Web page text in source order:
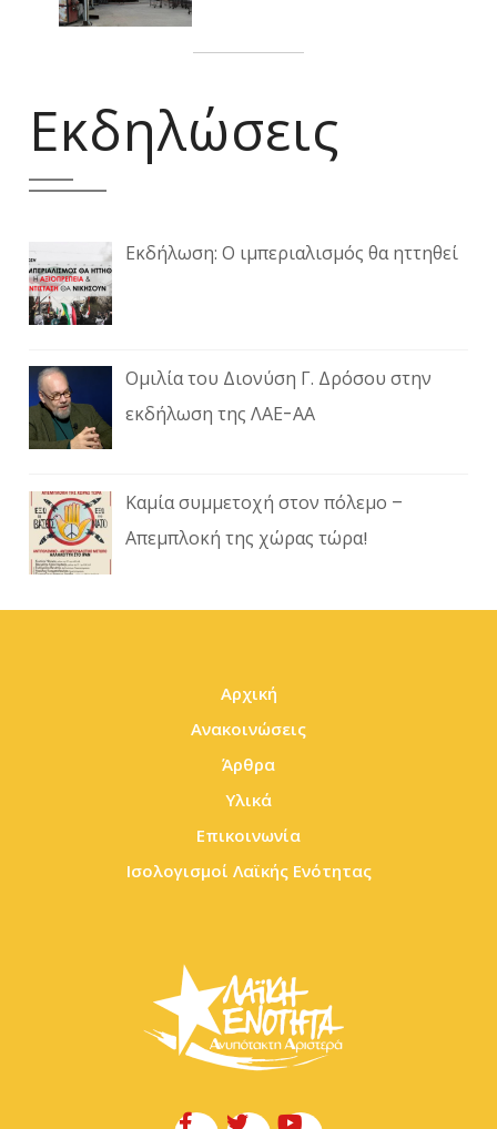
Εκδηλώσεις
Εκδήλωση: Ο ιμπεριαλισμός θα ηττηθεί
Ομιλία του Διονύση Γ. Δρόσου στην
εκδήλωση της ΛΑΕ-ΑΑ
Καμία συμμετοχή στον πόλεμο –
Απεμπλοκή της χώρας τώρα!
Αρχική
Ανακοινώσεις
Άρθρα
Υλικά
Επικοινωνία
Ισολογισμοί Λαϊκής Ενότητας